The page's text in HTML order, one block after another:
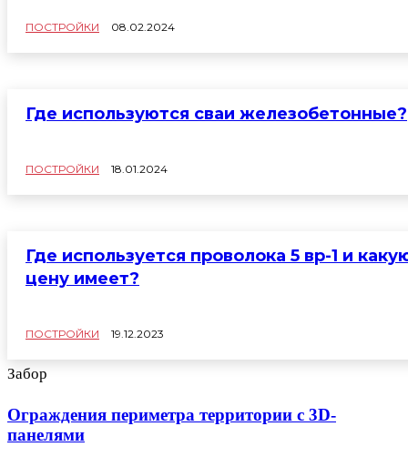
ПОСТРОЙКИ 08.02.2024
Где используются сваи железобетонные?
ПОСТРОЙКИ 18.01.2024
Где используется проволока 5 вр-1 и
цену имеет?
ПОСТРОЙКИ 19.12.2023
Забор
Ограждения периметра территории с 3D-
панелями